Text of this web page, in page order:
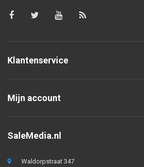
Klantenservice
Mijn account
SaleMedia.nl
Waldorpstraat 347